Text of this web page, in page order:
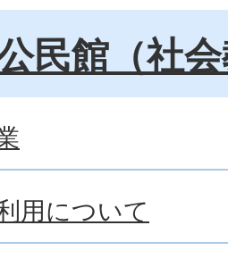
民館（社
用について